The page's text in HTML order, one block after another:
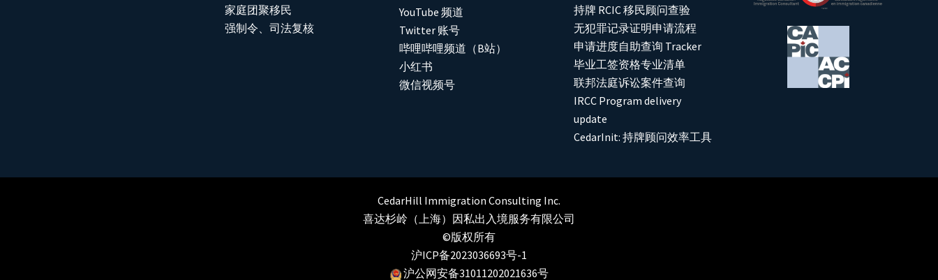
家庭团聚移民
强制令、司法复核
YouTube 频道
Twitter 账号
哔哩哔哩频道（B站）
小红书
微信视频号
持牌 RCIC 移民顾问查验
无犯罪记录证明申请流程
申请进度自助查询 Tracker
毕业工签资格专业清单
联邦法庭诉讼案件查询
IRCC Program delivery
update
CedarInit: 持牌顾问效率工具
CedarHill Immigration Consulting Inc.
喜达杉岭（上海）因私出入境服务有限公司
©版权所有
沪ICP备2023036693号-1
沪公网安备31011202021636号